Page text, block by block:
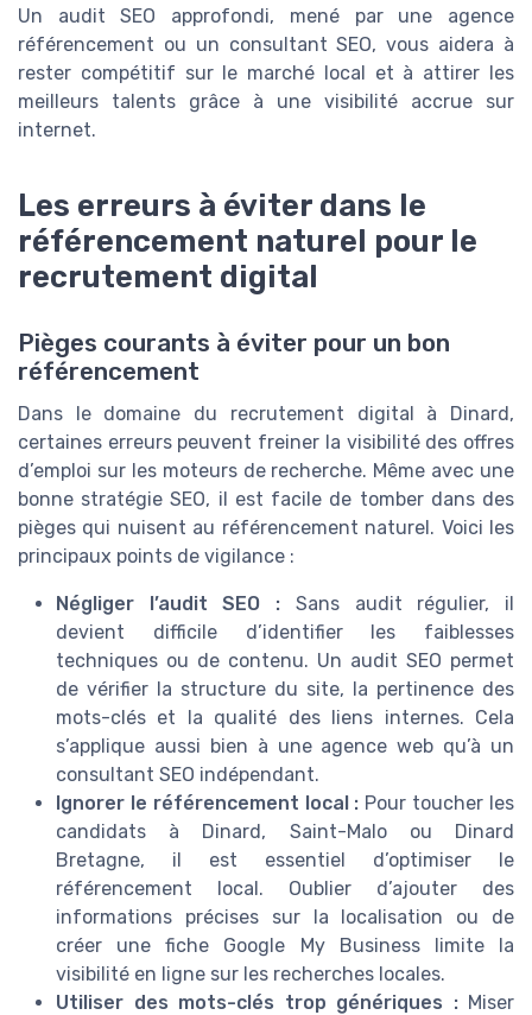
Un audit SEO approfondi, mené par une agence
référencement ou un consultant SEO, vous aidera à
rester compétitif sur le marché local et à attirer les
meilleurs talents grâce à une visibilité accrue sur
internet.
Les erreurs à éviter dans le
référencement naturel pour le
recrutement digital
Pièges courants à éviter pour un bon
référencement
Dans le domaine du recrutement digital à Dinard,
certaines erreurs peuvent freiner la visibilité des offres
d’emploi sur les moteurs de recherche. Même avec une
bonne stratégie SEO, il est facile de tomber dans des
pièges qui nuisent au référencement naturel. Voici les
principaux points de vigilance :
Négliger l’audit SEO : Sans audit régulier, il
devient difficile d’identifier les faiblesses
techniques ou de contenu. Un audit SEO permet
de vérifier la structure du site, la pertinence des
mots-clés et la qualité des liens internes. Cela
s’applique aussi bien à une agence web qu’à un
consultant SEO indépendant.
Ignorer le référencement local : Pour toucher les
candidats à Dinard, Saint-Malo ou Dinard
Bretagne, il est essentiel d’optimiser le
référencement local. Oublier d’ajouter des
informations précises sur la localisation ou de
créer une fiche Google My Business limite la
visibilité en ligne sur les recherches locales.
Utiliser des mots-clés trop génériques :Miser